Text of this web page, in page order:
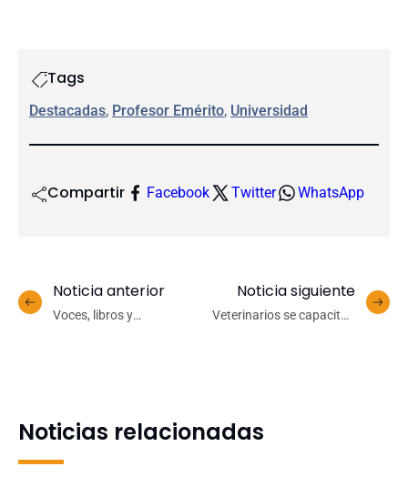
Tags
Destacadas, Profesor Emérito, Universidad
Compartir Facebook Twitter WhatsApp
Noticia anterior
Voces, libros y
Noticia siguiente
Veterinarios se capacitan
Noticias relacionadas